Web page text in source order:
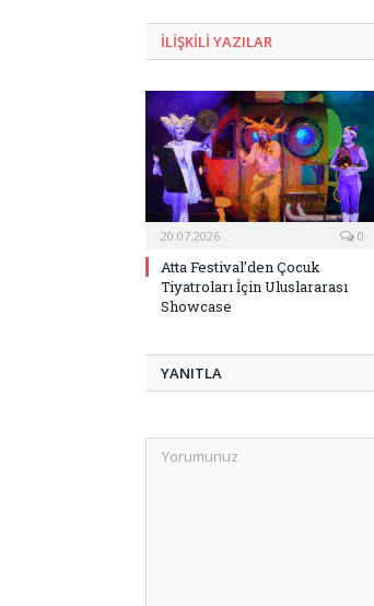
ILIŞKILI YAZILAR
20.07.2026 0
Atta Festival’den Çocuk
Tiyatroları İçin Uluslararası
Showcase
YANITLA